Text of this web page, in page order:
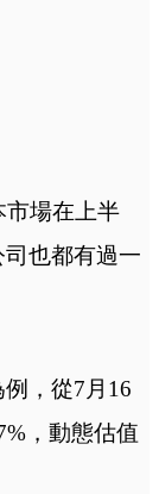
場在上半
也都有過一
，從7月16
，動態估值